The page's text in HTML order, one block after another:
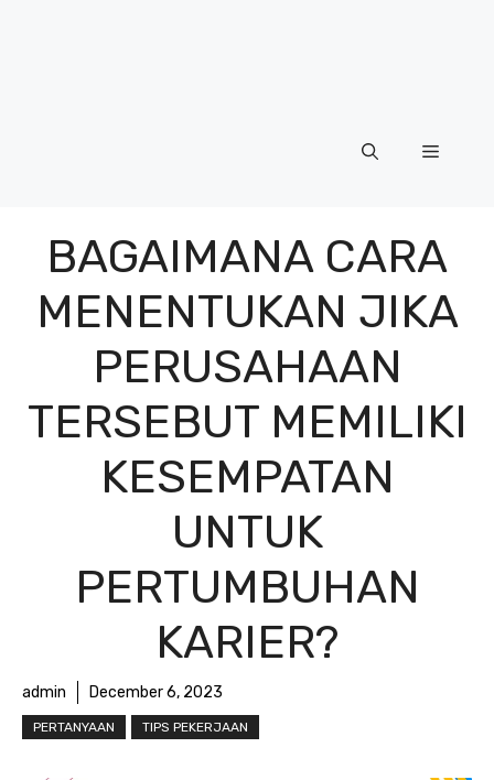
Menu
BAGAIMANA CARA
MENENTUKAN JIKA
PERUSAHAAN
TERSEBUT MEMILIKI
KESEMPATAN
UNTUK
PERTUMBUHAN
KARIER?
admin December 6, 2023
PERTANYAAN TIPS PEKERJAAN